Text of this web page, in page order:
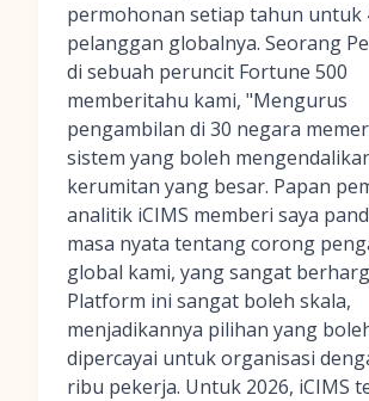
permohonan setiap tahun untuk
pelanggan globalnya. Seorang
di sebuah peruncit Fortune 500
memberitahu kami, "Mengurus
pengambilan di 30 negara
sistem yang boleh
kerumitan yang besar. Papan
analitik iCIMS memberi saya
masa nyata tentang corong
global kami, yang sangat
Platform ini sangat boleh skala,
menjadikannya pilihan yang
dipercayai untuk organisasi
ribu pekerja. Untuk 2026, iCIMS